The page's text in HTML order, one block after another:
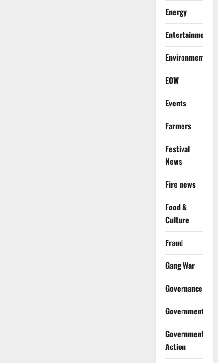
Energy
Entertainment
Environment
EOW
Events
Farmers
Festival
News
Fire news
Food &
Culture
Fraud
Gang War
Governance
Government
Government
Action